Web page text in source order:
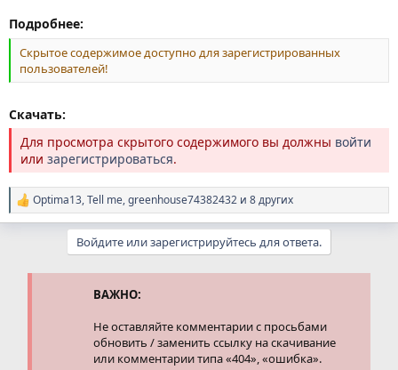
Подробнее:
Скрытое содержимое доступно для зарегистрированных
пользователей!
Скачать:
Для просмотра скрытого содержимого вы должны войти
или зарегистрироваться.
Р
е
Optima13,Tell me,greenhouse74382432 и 8 других
Войдите или зарегистрируйтесь для ответа.
ВАЖНО:
Не оставляйте комментарии с просьбами
обновить / заменить ссылку на скачивание
или комментарии типа «404», «ошибка».